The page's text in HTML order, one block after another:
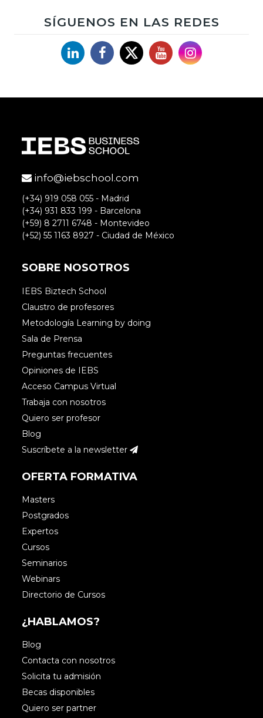
SÍGUENOS EN LAS REDES
LinkedinFacebook
X YouTubeInstagram
info@iebschool.com
(+34) 919 058 055 - Madrid
(+34) 931 833 199 - Barcelona
(+59) 8 2711 6748 - Montevideo
(+52) 55 1163 8927 - Ciudad de México
SOBRE NOSOTROS
IEBS Biztech School
Claustro de profesores
Metodología Learning by doing
Sala de Prensa
Preguntas frecuentes
Opiniones de IEBS
Acceso Campus Virtual
Trabaja con nosotros
Quiero ser profesor
Blog
Suscríbete a la newsletter
OFERTA FORMATIVA
Masters
Postgrados
Expertos
Cursos
Seminarios
Webinars
Directorio de Cursos
¿HABLAMOS?
Blog
Contacta con nosotros
Solicita tu admisión
Becas disponibles
Quiero ser partner